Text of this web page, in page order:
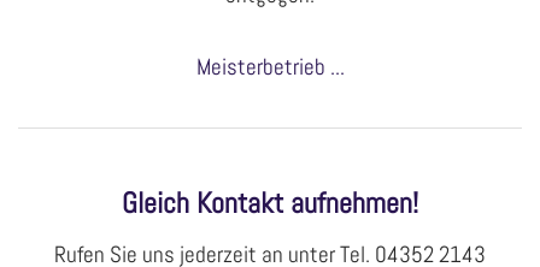
Meisterbetrieb ...
Gleich Kontakt aufnehmen!
Rufen Sie uns jederzeit an unter Tel. 04352 2143